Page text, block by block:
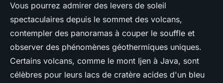
Vous pourrez admirer des levers de soleil
spectaculaires depuis le sommet des volcans,
contempler des panoramas à couper le souffle et
observer des phénomènes géothermiques uniques.
Certains volcans, comme le mont Ijen à Java, sont
célèbres pour leurs lacs de cratère acides d'un bleu